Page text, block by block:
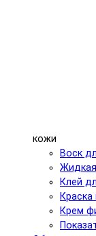
кожи
Воск
Клей
Крем